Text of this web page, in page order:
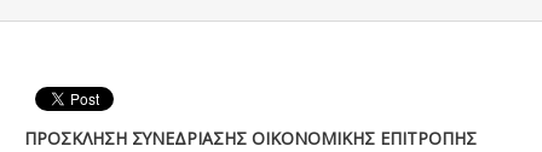
ΠΡΟΣΚΛΗΣΗ ΣΥΝΕΔΡΙΑΣΗΣ ΟΙΚΟΝΟΜΙΚΗΣ ΕΠΙΤΡΟΠΗΣ